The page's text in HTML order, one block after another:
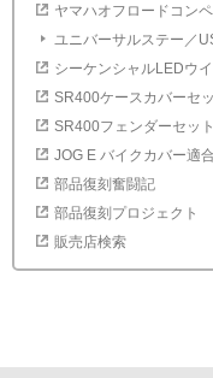
ヤマハオフロードコン
ユニバーサルステー／
シーケンシャルLEDウ
SR400ケースカバーセ
SR400フェンダーセッ
JOG E バイクカバー適
部品復刻奮闘記
部品復刻プロジェクト
販売店検索